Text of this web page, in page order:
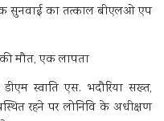
सुनवाई का तत्काल बीएलओ एप
की मौत, एक लापता
स्वाति एस. भदौरिया सख्त,
रहने पर लोनिवि के अधीक्षण